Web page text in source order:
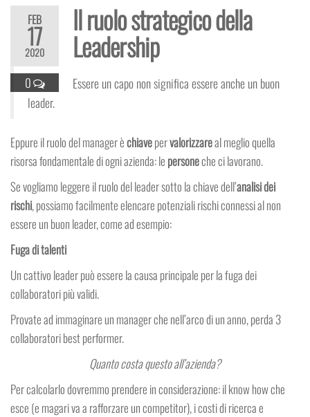
FEB
17
2020
0
Il ruolo strategico della
Leadership
Essere un capo non significa essere anche un buon
leader.
Eppure il ruolo del manager èchiavepervalorizzareal meglio quella
risorsa fondamentale di ogni azienda: le personeche ci lavorano.
Se vogliamo leggere il ruolo del leader sotto la chiave dell’analisi dei
rischi, possiamo facilmente elencare potenziali rischi connessi al non
essere un buon leader, come ad esempio:
Fuga di talenti
Un cattivo leader può essere la causa principale per la fuga dei
collaboratori più validi.
Provate ad immaginare un manager che nell’arco di un anno, perda 3
collaboratori best performer.
Quanto costa questo all’azienda?
Per calcolarlo dovremmo prendere in considerazione: il know how che
esce (e magari va a rafforzare un competitor), i costi di ricerca e